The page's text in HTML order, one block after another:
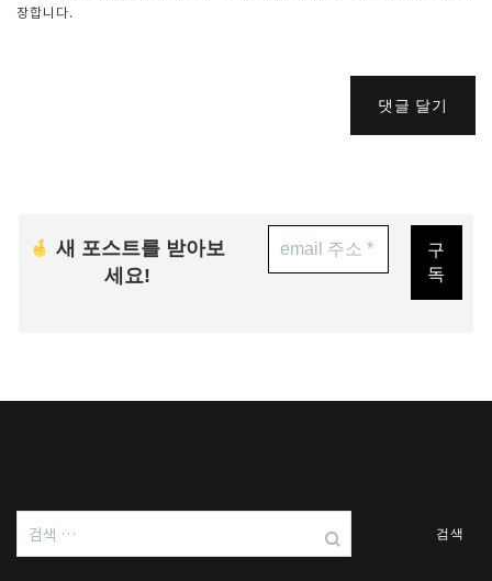
장합니다.
댓글 달기
새 포스트를 받아보
세요!
검
색: